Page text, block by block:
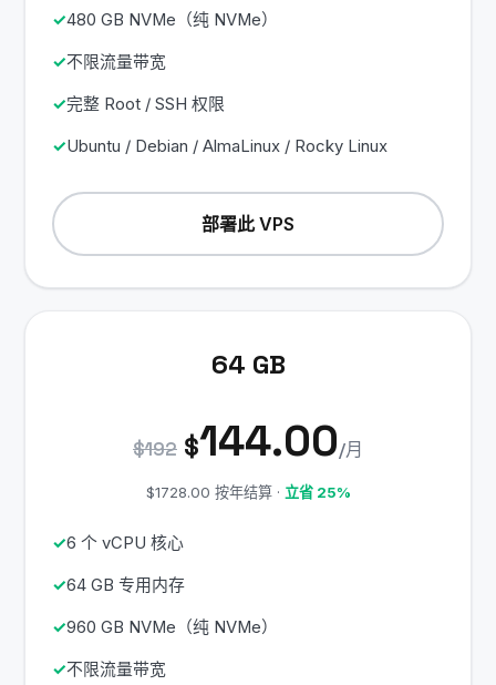
480 GB NVMe（纯 NVMe）
不限流量带宽
完整 Root / SSH 权限
Ubuntu / Debian / AlmaLinux / Rocky Linux
部署此 VPS
64 GB
$192 $144.00/月
$1728.00 按年结算 · 立省 25%
6 个 vCPU 核心
64 GB 专用内存
960 GB NVMe（纯 NVMe）
不限流量带宽